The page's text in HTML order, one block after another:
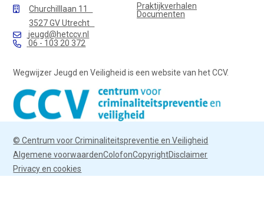
Churchilllaan 11
3527 GV Utrecht
jeugd@hetccv.nl
06 - 103 20 372
Praktijkverhalen
Documenten
Wegwijzer Jeugd en Veiligheid is een website van het CCV.
© Centrum voor Criminaliteitspreventie en Veiligheid
Algemene voorwaardenColofonCopyrightDisclaimer
Privacy en cookies